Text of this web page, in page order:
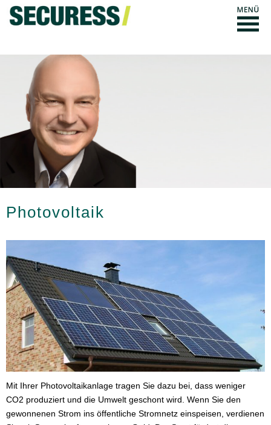
Photovoltaik
Mit Ihrer Photovoltaikanlage tragen Sie dazu bei, dass weniger
CO2 produziert und die Umwelt geschont wird. Wenn Sie den
gewonnenen Strom ins öffentliche Stromnetz einspeisen, verdienen